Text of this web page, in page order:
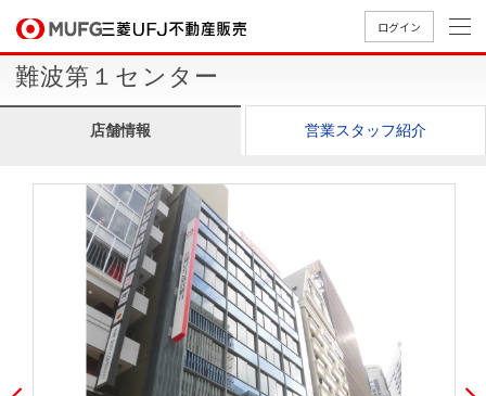
ログイン
買いたいTOP
中古
マン
新
築・
売りたいTOP
無
売
却
店舗案内TOP
店舗のご
案内（首
店舗のご
案内（名
店舗のご
案内（関
会社情報TOP
ごあいさ
会社概
要
MUFG
Way
採用情報TOP
新卒採用
キャリア
採用情報
買いたい
店舗案内
会社情報
採用情報
難波第１センター
店舗情報 営業スタッフ紹介